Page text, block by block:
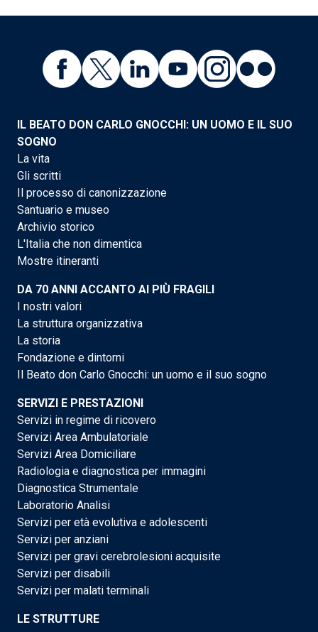
IL BEATO DON CARLO GNOCCHI: UN UOMO E IL SUO
SOGNO
La vita
Gli scritti
Il processo di canonizzazione
Santuario e museo
Archivio storico
L'Italia che non dimentica
Mostre itineranti
DA 70 ANNI ACCANTO AI PIÙ FRAGILI
I nostri valori
La struttura organizzativa
La storia
Fondazione e dintorni
Il Beato don Carlo Gnocchi: un uomo e il suo sogno
SERVIZI E PRESTAZIONI
Servizi in regime di ricovero
Servizi Area Ambulatoriale
Servizi Area Domiciliare
Radiologia e diagnostica per immagini
Diagnostica Strumentale
Laboratorio Analisi
Servizi per età evolutiva e adolescenti
Servizi per anziani
Servizi per gravi cerebrolesioni acquisite
Servizi per disabili
Servizi per malati terminali
LE STRUTTURE